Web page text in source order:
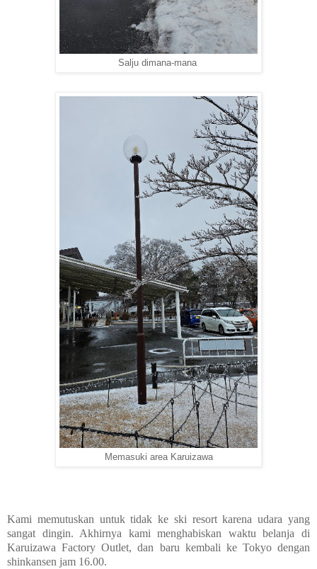
Salju dimana-mana
Memasuki area Karuizawa
Kami memutuskan untuk tidak ke ski resort karena udara yang
sangat dingin. Akhirnya kami menghabiskan waktu belanja di
Karuizawa Factory Outlet, dan baru kembali ke Tokyo dengan
shinkansen jam 16.00.